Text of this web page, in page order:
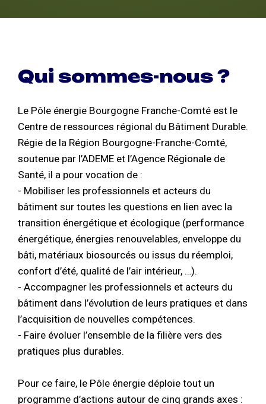
Qui sommes-nous ?
Le Pôle énergie Bourgogne Franche-Comté est le
Centre de ressources régional du Bâtiment Durable.
Régie de la Région Bourgogne-Franche-Comté,
soutenue par l’ADEME et l’Agence Régionale de
Santé, il a pour vocation de :
- Mobiliser les professionnels et acteurs du
bâtiment sur toutes les questions en lien avec la
transition énergétique et écologique (performance
énergétique, énergies renouvelables, enveloppe du
bâti, matériaux biosourcés ou issus du réemploi,
confort d’été, qualité de l’air intérieur, …).
- Accompagner les professionnels et acteurs du
bâtiment dans l’évolution de leurs pratiques et dans
l’acquisition de nouvelles compétences.
- Faire évoluer l’ensemble de la filière vers des
pratiques plus durables.
Pour ce faire, le Pôle énergie déploie tout un
programme d’actions autour de cinq grands axes :